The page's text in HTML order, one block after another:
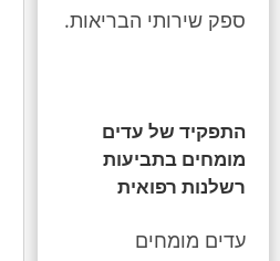
ספק שירותי הבריאות.
התפקיד של עדים
מומחים בתביעות
רשלנות רפואית
עדים מומחים